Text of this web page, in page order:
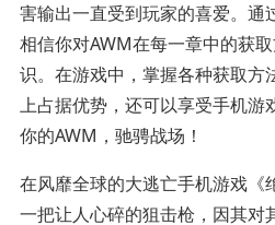
害输出一直受到玩家的喜爱。通
相信你对AWM在每一章中的获
识。在游戏中，掌握各种获取方
上占据优势，还可以享受手机游
你的AWM，驰骋战场！
在风靡全球的大逃亡手机游戏《
一把让人心碎的狙击枪，因其对